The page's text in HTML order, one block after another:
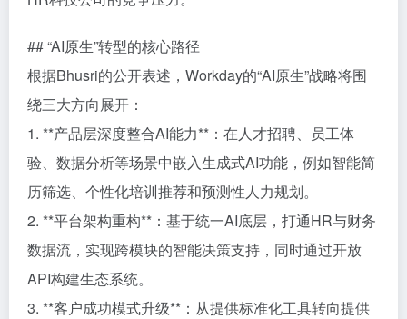
## “AI原生”转型的核心路径
根据Bhusri的公开表述，Workday的“AI原生”战略将围
绕三大方向展开：
1. **产品层深度整合AI能力**：在人才招聘、员工体
验、数据分析等场景中嵌入生成式AI功能，例如智能简
历筛选、个性化培训推荐和预测性人力规划。
2. **平台架构重构**：基于统一AI底层，打通HR与财务
数据流，实现跨模块的智能决策支持，同时通过开放
API构建生态系统。
3. **客户成功模式升级**：从提供标准化工具转向提供